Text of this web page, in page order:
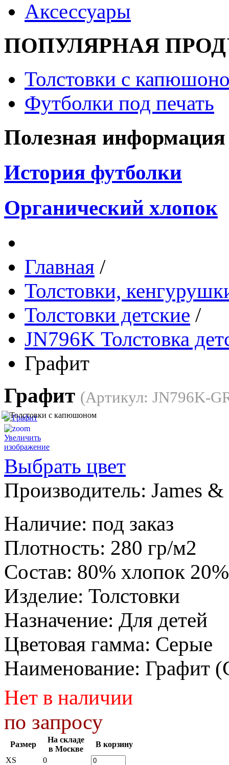
Аксессуары
ПОПУЛЯРНАЯ
Толстовки с
Футболки под печать
Полезная информация
История футболки
Органический хлопок
Главная /
Толстовки,
Толстовки детские /
JN796K Толстовка
Графит
Графит (Артикул: JN796K-
Увеличить
изображение
Выбрать цвет
Производитель: James
Наличие: под заказ
Плотность: 280 гр/м2
Состав: 80% хлопок
Изделие: Толстовки
Назначение: Для детей
Цветовая гамма: Серые
Наименование: Графит
Нет в наличии
по запросу
Размер
На складе
в Москве
В корзину
XS
0